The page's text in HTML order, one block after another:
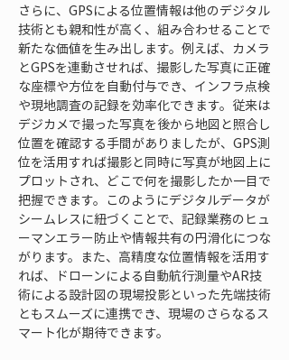
さらに、GPSによる位置情報は他のデジタル
技術とも親和性が高く、組み合わせることで
新たな価値を生み出します。例えば、カメラ
とGPSを連動させれば、撮影した写真に正確
な座標や方位を自動付与でき、インフラ点検
や現地調査の記録を効率化できます。従来は
デジカメで撮った写真を後から地図と照合し
位置を確認する手間がありましたが、GPS測
位を活用すれば撮影と同時に写真が地図上に
プロットされ、どこで何を撮影したか一目で
把握できます。このようにデジタルデータが
シームレスに紐づくことで、記録業務のヒュ
ーマンエラー防止や情報共有の円滑化につな
がります。また、高精度な位置情報を活用す
れば、ドローンによる自動航行測量やAR技
術による設計図の現場投影といった先端技術
ともスムーズに連携でき、現場のさらなるス
マート化が期待できます。